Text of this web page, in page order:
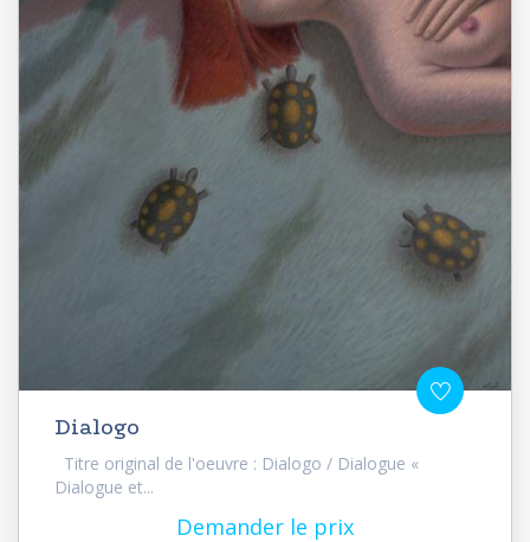
Dialogo
Titre original de l'oeuvre : Dialogo / Dialogue «
Dialogue et...
Demander le prix